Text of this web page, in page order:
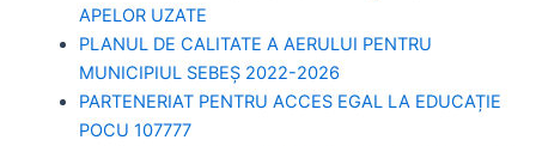
APELOR UZATE
PLANUL DE CALITATE A AERULUI PENTRU
MUNICIPIUL SEBEȘ 2022-2026
PARTENERIAT PENTRU ACCES EGAL LA EDUCAȚIE
POCU 107777